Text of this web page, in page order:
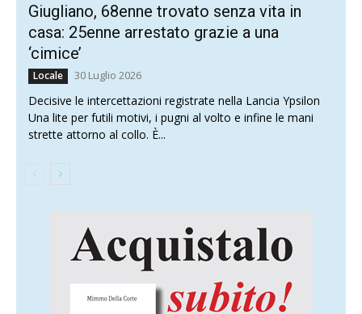
Giugliano, 68enne trovato senza vita in
casa: 25enne arrestato grazie a una
‘cimice’
Locale 30 Luglio 2026
Decisive le intercettazioni registrate nella Lancia Ypsilon
Una lite per futili motivi, i pugni al volto e infine le mani
strette attorno al collo. È...